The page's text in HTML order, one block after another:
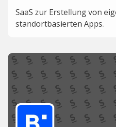
SaaS zur Erstellung von
standortbasierten Apps.